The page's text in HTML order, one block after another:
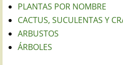
PLANTAS POR NOMBRE
CACTUS, SUCULENTAS Y
ARBUSTOS
ÁRBOLES